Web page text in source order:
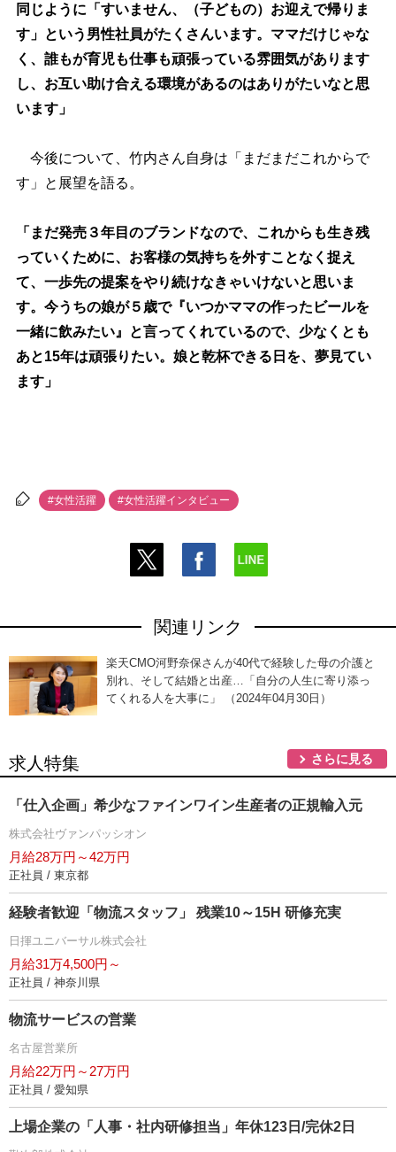
同じように「すいません、（子どもの）お迎えで帰りま
す」という男性社員がたくさんいます。ママだけじゃな
く、誰もが育児も仕事も頑張っている雰囲気があります
し、お互い助け合える環境があるのはありがたいなと思
います」
今後について、竹内さん自身は「まだまだこれからで
す」と展望を語る。
「まだ発売３年目のブランドなので、これからも生き残
っていくために、お客様の気持ちを外すことなく捉え
て、一歩先の提案をやり続けなきゃいけないと思いま
す。今うちの娘が５歳で『いつかママの作ったビールを
一緒に飲みたい』と言ってくれているので、少なくとも
あと15年は頑張りたい。娘と乾杯できる日を、夢見てい
ます」
#女性活躍 #女性活躍インタビュー
関連リンク
楽天CMO河野奈保さんが40代で経験した母の介護と
別れ、そして結婚と出産…「自分の人生に寄り添っ
てくれる人を大事に」 （2024年04月30日）
求人特集 さらに見る
「仕入企画」希少なファインワイン生産者の正規輸入元
株式会社ヴァンパッシオン
月給28万円～42万円
正社員 / 東京都
経験者歓迎「物流スタッフ」 残業10～15H 研修充実
日揮ユニバーサル株式会社
月給31万4,500円～
正社員 / 神奈川県
物流サービスの営業
名古屋営業所
月給22万円～27万円
正社員 / 愛知県
上場企業の「人事・社内研修担当」年休123日/完休2日